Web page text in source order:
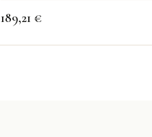
189,21 €